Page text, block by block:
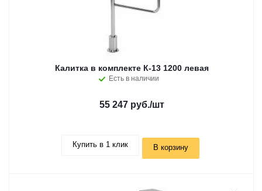
Калитка в комплекте К-13 1200 левая
Есть в наличии
55 247 руб./шт
Купить в 1 клик В корзину